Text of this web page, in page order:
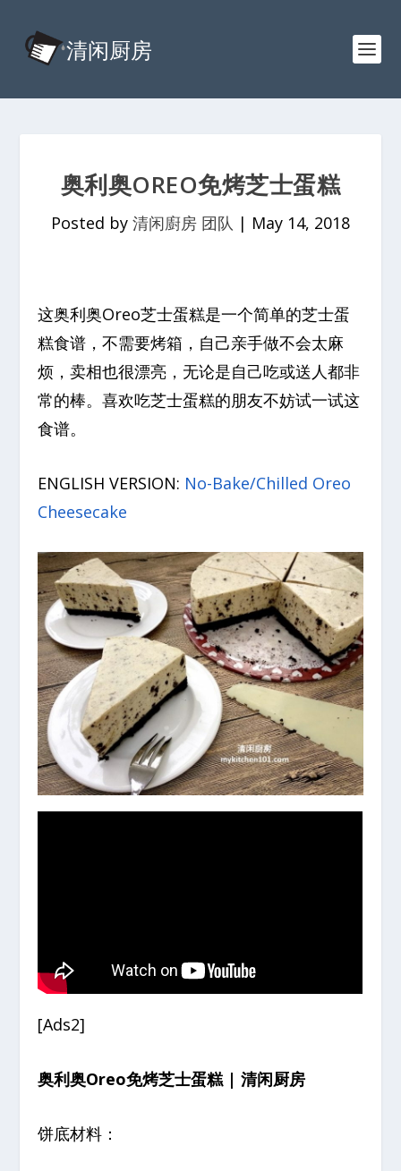
奥利奥OREO免烤芝士蛋糕
Posted by 清闲廚房 团队 | May 14, 2018
这奥利奥Oreo芝士蛋糕是一个简单的芝士蛋
糕食谱，不需要烤箱，自己亲手做不会太麻
烦，卖相也很漂亮，无论是自己吃或送人都非
常的棒。喜欢吃芝士蛋糕的朋友不妨试一试这
食谱。
ENGLISH VERSION: No-Bake/Chilled Oreo
Cheesecake
[Ads2]
奥利奥Oreo免烤芝士蛋糕 | 清闲厨房
饼底材料：